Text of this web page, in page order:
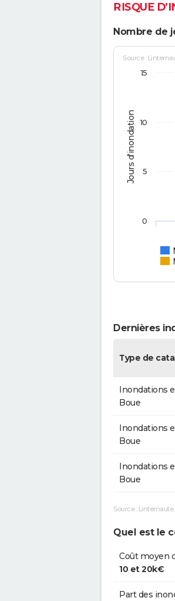
RISQUE
Nombre de
Jours d'inondation
Source :
0
5
10
15
Dernières
Type de
Inondations
Boue
Inondations
Boue
Inondations
Boue
Source :
Quel est le
Coût moyen
10 et 20k€
Part des